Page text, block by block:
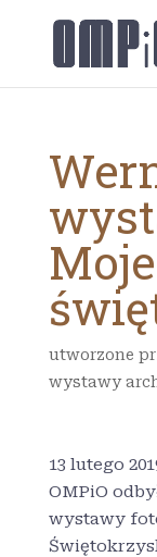
Moje
utworzone
wystawy
13 lutego
OMPiO
wystawy